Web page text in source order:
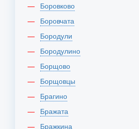
Боровково
Боровчата
Бородули
Бородулино
Борщово
Борщовцы
Брагино
Бражата
Бражкина